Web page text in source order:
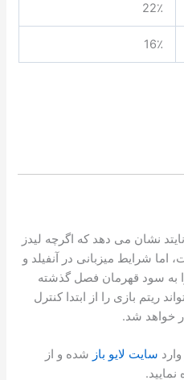
22٪
16٪
نشان می دهد که اگرچه لیدز
شرایط میزبانی در آنفیلد و
را به سود قهرمان فصل گذشته
ریتم بازی را از ابتدا کنترل
خواهد شد.
وارد سایت لایو باز شده و از